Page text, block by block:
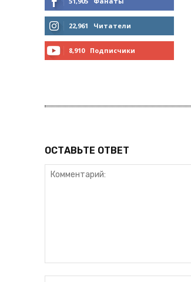
МНЕ НРАВИТСЯ
22,961 Читатели
8,910 Подписчики
ОСТАВЬТЕ ОТВЕТ